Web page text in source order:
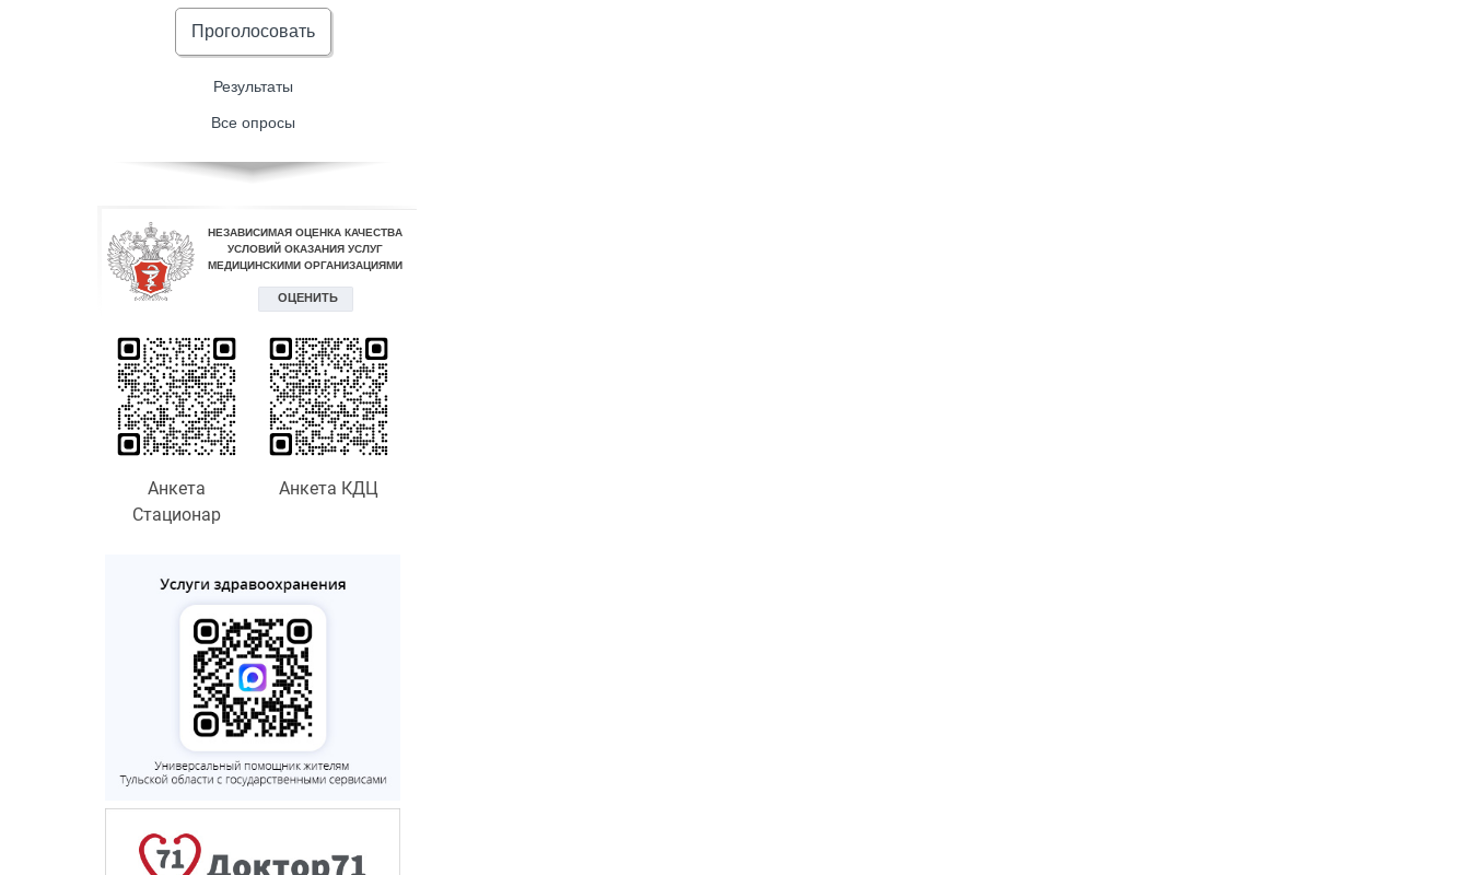
Проголосовать
Результаты
Все опросы
Анкета
Стационар
Анкета КДЦ